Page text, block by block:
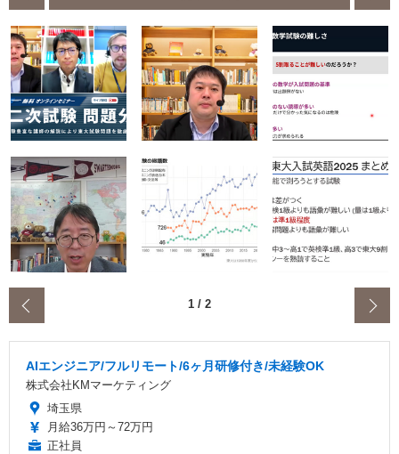
1 / 2
AIエンジニア/フルリモート/6ヶ月研修付き/未経験OK
株式会社KMマーケティング
埼玉県
月給36万円～72万円
正社員